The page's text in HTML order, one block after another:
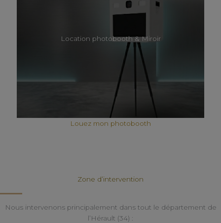
Location photobooth & Miroir
Louez mon photobooth
Zone d’intervention
Nous intervenons principalement dans tout le département de
l’Hérault (34) :